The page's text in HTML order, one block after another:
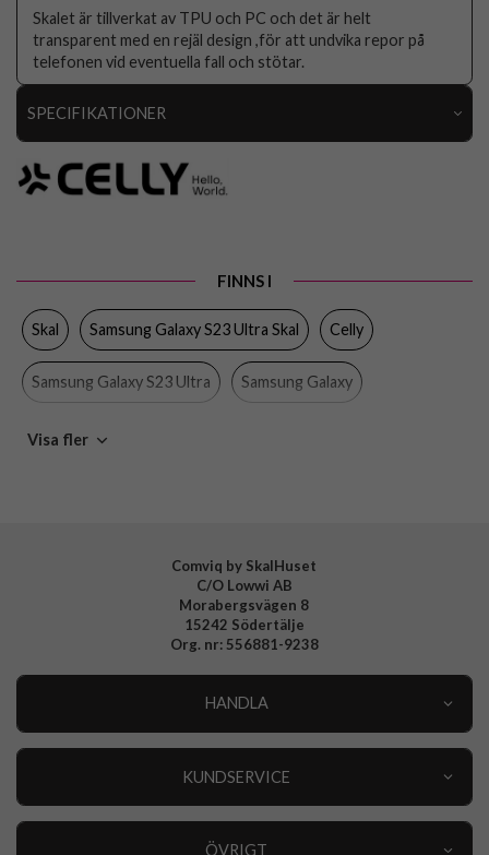
Skalet är tillverkat av TPU och PC och det är helt
transparent med en rejäl design ,för att undvika repor på
telefonen vid eventuella fall och stötar.
SPECIFIKATIONER
Artikelnummer
Passar till
Färg Genomskinlig
Material Hårdplast (PC), Mjukplast (TPU)
Varumärke
Tillverkarens art nr
FINNS I
Skal Samsung Galaxy S23 Ultra Skal Celly
Samsung Galaxy S23 Ultra Samsung Galaxy
Mobiltillbehör
Visa fler
Comviq by SkalHuset
C/O Lowwi AB
Morabergsvägen 8
15242 Södertälje
Org. nr: 556881-9238
HANDLA
KUNDSERVICE
ÖVRIGT